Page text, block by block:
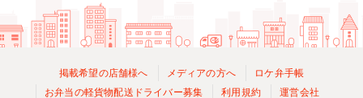
掲載希望の店舗様へ メディアの方へ
ロケ弁手帳
お弁当の軽貨物配送ドライバー募集
利用規約 運営会社